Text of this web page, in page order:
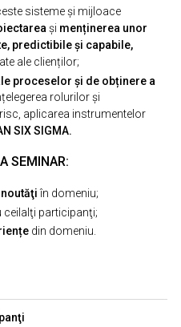
sisteme și mijloace
și menținerea unor
predictibile și capabile,
ale clienților;
proceselor și de obținere a
rolurilor și
aplicarea instrumentelor
SIX SIGMA.
SEMINAR:
noutăţiîn domeniu;
ceilalţi participanţi;
din domeniu.